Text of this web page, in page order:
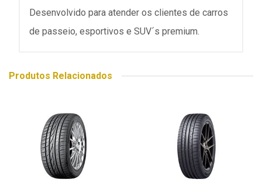
Desenvolvido para atender os clientes de carros
de passeio, esportivos e SUV´s premium.
Produtos Relacionados